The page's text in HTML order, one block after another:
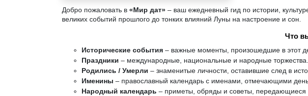
Добро пожаловать в «Мир дат» – ваш ежедневный гид по истории,
великих событий прошлого до тонких влияний Луны на настроение и сон.
Что
Исторические события – важные моменты, произошедшие в этот
Праздники – международные, национальные и народные торжества.
Родились / Умерли – знаменитые личности, оставившие след в
Именины – православный календарь с именами, отмечающими день
Народный календарь – приметы, обряды и советы, передающиеся